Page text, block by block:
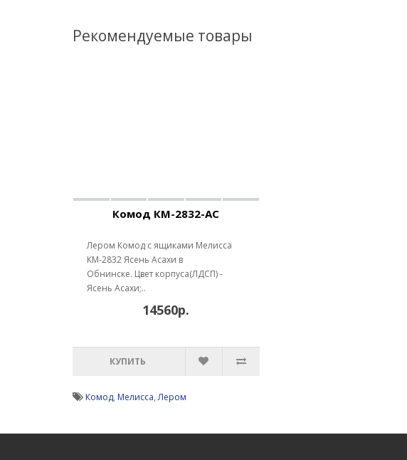
Рекомендуемые товары
Комод КМ-2832-АС
Лером Комод с ящиками Мелисса
КМ-2832 Ясень Асахи в
Обнинске. Цвет корпуса(ЛДСП) -
Ясень Асахи;..
14560р.
КУПИТЬ
Комод, Мелисса,Лером